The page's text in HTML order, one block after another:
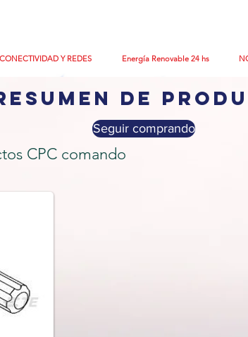
CONECTIVIDAD Y REDES Energía Renovable 24 hs
de
Seguir comprando
CPC comando